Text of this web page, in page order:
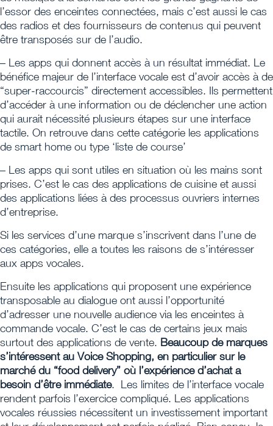
l’essor des enceintes connectées, mais c’est aussi le cas
des radios et des fournisseurs de contenus qui peuvent
être transposés sur de l’audio.
– Les apps qui donnent accès à un résultat immédiat. Le
bénéfice majeur de l’interface vocale est d’avoir accès à de
“super-raccourcis” directement accessibles. Ils permettent
d’accéder à une information ou de déclencher une action
qui aurait nécessité plusieurs étapes sur une interface
tactile. On retrouve dans cette catégorie les applications
de smart home ou type ‘liste de course’
– Les apps qui sont utiles en situation où les mains sont
prises. C’est le cas des applications de cuisine et aussi
des applications liées à des processus ouvriers internes
d’entreprise.
Si les services d’une marque s’inscrivent dans l’une de
ces catégories, elle a toutes les raisons de s’intéresser
aux apps vocales.
Ensuite les applications qui proposent une expérience
transposable au dialogue ont aussi l’opportunité
d’adresser une nouvelle audience via les enceintes à
commande vocale. C’est le cas de certains jeux mais
surtout des applications de vente. Beaucoup de marques
s’intéressent au Voice Shopping, en particulier sur le
marché du “food delivery” où l’expérience d’achat a
besoin d’être immédiate. Les limites de l’interface vocale
rendent parfois l’exercice compliqué. Les applications
vocales réussies nécessitent un investissement important